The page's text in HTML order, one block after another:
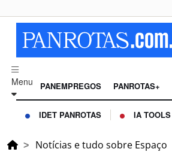
Menu PANEMPREGOS PANROTAS+
IDET PANROTAS IA TOOLS
Notícias e tudo sobre Espaço